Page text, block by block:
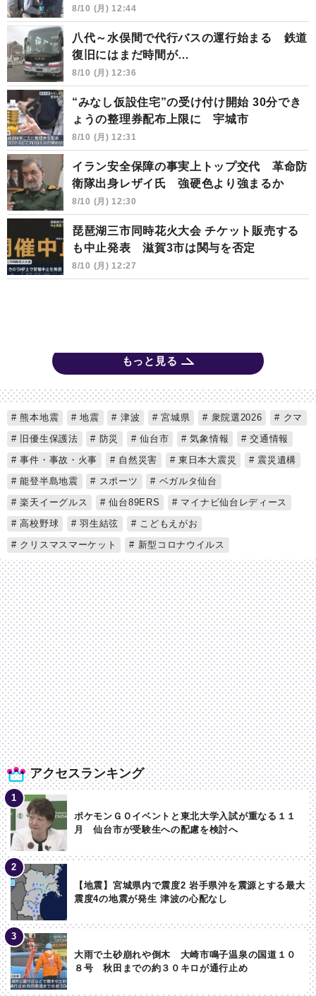
8/10 (月) 12:44
八代～水俣間で代行バスの運行始まる 鉄道
復旧にはまだ時間が…
8/10 (月) 12:36
“みなし仮設住宅”の受け付け開始 30分でき
ょうの整理券配布上限に 宇城市
8/10 (月) 12:31
イラン安全保障の事実上トップ交代 革命防
衛隊出身レザイ氏 強硬色より強まるか
8/10 (月) 12:30
琵琶湖三市同時花火大会 チケット販売する
も中止発表 滋賀3市は関与を否定
8/10 (月) 12:27
もっと見る
アクセスランキング
ポケモンＧＯイベントと東北大学入試が重なる１１
月 仙台市が受験生への配慮を検討へ
【地震】宮城県内で震度2 岩手県沖を震源とする最大
震度4の地震が発生 津波の心配なし
大雨で土砂崩れや倒木 大崎市鳴子温泉の国道１０
８号 秋田までの約３０キロが通行止め
熊本地震 地震 津波 宮城県 衆院選2026
クマ
旧優生保護法
防災 仙台市 気象情報
交通情報
事件・事故・火事
自然災害 東日本大震災
震災遺構
能登半島地震
スポーツ
ベガルタ仙台
楽天イーグルス
仙台89ERS
マイナビ仙台レディース
高校野球
羽生結弦
こどもえがお
クリスマスマーケット
新型コロナウイルス